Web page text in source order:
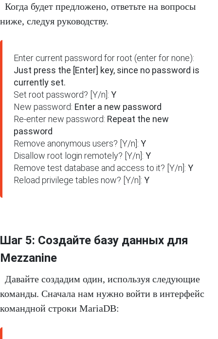
Когда будет предложено, ответьте на вопросы
ниже, следуя руководству.
Just press the [Enter] key, since no password is
currently set.
Set root password? [Y/n]: Y
New password: Enter a new password
Re-enter new password: Repeat the new
password
Remove anonymous users? [Y/n]: Y
Disallow root login remotely? [Y/n]: Y
Remove test database and access to it? [Y/n]: Y
Reload privilege tables now? [Y/n]: Y
Шаг 5: Создайте базу данных для
Mezzanine
Давайте создадим один, используя следующие
команды. Сначала нам нужно войти в интерфейс
командной строки MariaDB: